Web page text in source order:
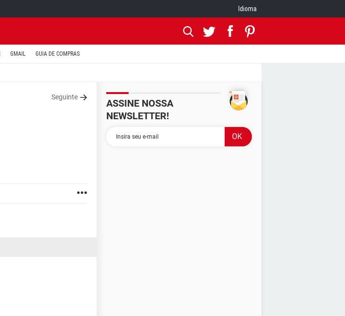
Idioma
GMAIL GUIA DE COMPRAS
Seguinte
ASSINE NOSSA
NEWSLETTER!